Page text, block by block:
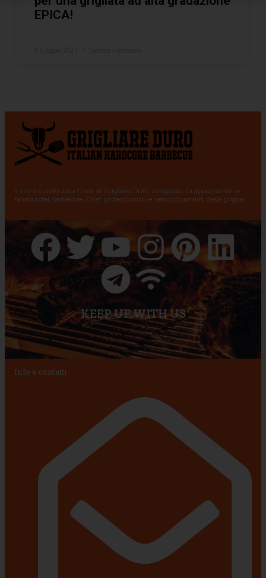
EPICA!
Il sito è curato dalla Crew di Grigliare Duro, composta da appassionati e
fanatici del Barbecue, Chef professionisti e semplici amanti della griglia.
KEEP UP WITH US
Info e contatti